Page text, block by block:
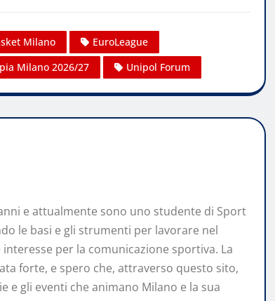
Milano
EuroLeague
Milano 2026/27 Unipol Forum
e attualmente sono uno studente di Sport
le basi e gli strumenti per lavorare nel
per la comunicazione sportiva. La
forte, e spero che, attraverso questo sito,
e gli eventi che animano Milano e la sua